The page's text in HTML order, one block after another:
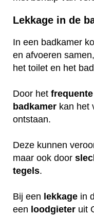
Lekkage in de
In een badkamer
en afvoeren
het toilet en het
Door het frequente
badkamer kan het
ontstaan.
Deze kunnen
maar ook door
tegels.
Bij een lekkage in
een loodgieter uit